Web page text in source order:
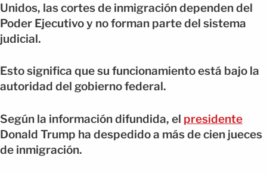
Unidos, las cortes de inmigración dependen del
Poder Ejecutivo y no forman parte del sistema
judicial.
Esto significa que su funcionamiento está bajo la
autoridad del gobierno federal.
Según la información difundida, el presidente
Donald Trump ha despedido a más de cien jueces
de inmigración.